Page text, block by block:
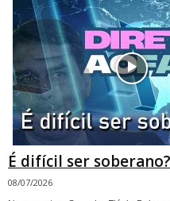
É difícil ser soberano?
08/07/2026